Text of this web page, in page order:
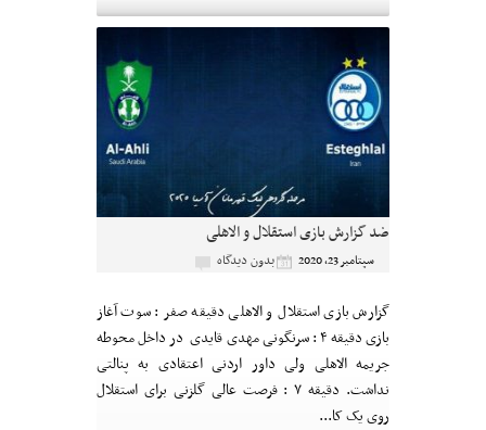
ضد گزارش بازی استقلال و الاهلی
سپتامبر 23, 2020 بدون دیدگاه
گزارش بازی استقلال و الاهلی دقیقه صفر : سوت آغاز
بازی دقیقه ۴ : سرنگونی مهدی قایدی در داخل محوطه
جریمه الاهلی ولی داور اردنی اعتقادی به پنالتی
نداشت. دقیقه ۷ : فرصت عالی گلزنی برای استقلال
روی یک کا...